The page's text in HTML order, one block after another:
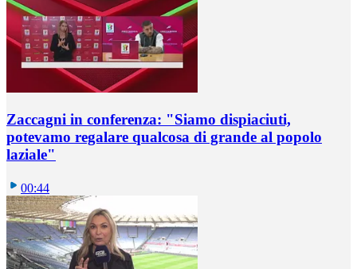
Zaccagni in conferenza: "Siamo dispiaciuti,
potevamo regalare qualcosa di grande al popolo
laziale"
00:44